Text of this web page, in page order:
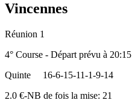
Vincennes
Réunion 1
4° Course - Départ prévu à 20:15
Quinte
16-6-15-11-1-9-14
2.0 €-NB de fois la mise: 21